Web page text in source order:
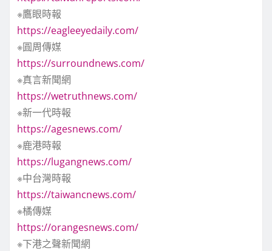
※鷹眼時報
https://eagleeyedaily.com/
※圓周傳媒
https://surroundnews.com/
※真言新聞網
https://wetruthnews.com/
※新一代時報
https://agesnews.com/
※鹿港時報
https://lugangnews.com/
※中台灣時報
https://taiwancnews.com/
※橘傳媒
https://orangesnews.com/
※下港之聲新聞網